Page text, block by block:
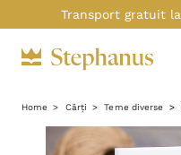
Transport gratuit
Home Cărți Teme diverse